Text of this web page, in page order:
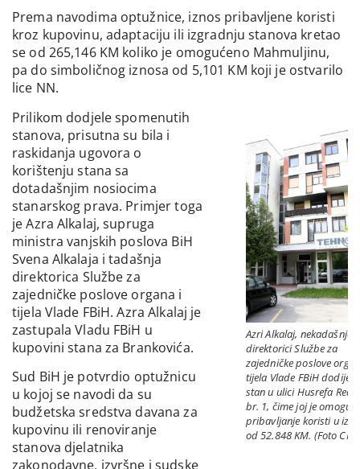
Prema navodima optužnice, iznos pribavljene koristi
kroz kupovinu, adaptaciju ili izgradnju stanova kretao
se od 265,146 KM koliko je omogućeno Mahmuljinu,
pa do simboličnog iznosa od 5,101 KM koji je ostvarilo
lice NN.
Azri Alkalaj, nekadašnjoj
direktorici Službe za
zajedničke poslove
tijela Vlade FBiH
stan u ulici Husrefa
br. 1, čime joj je
pribavljanje koristi u
od 52.848 KM. (Foto CIN)
Prilikom dodjele spomenutih
stanova, prisutna su bila i
raskidanja ugovora o
korištenju stana sa
dotadašnjim nosiocima
stanarskog prava. Primjer toga
je Azra Alkalaj, supruga
ministra vanjskih poslova BiH
Svena Alkalaja i tadašnja
direktorica Službe za
zajedničke poslove organa i
tijela Vlade FBiH. Azra Alkalaj je
zastupala Vladu FBiH u
kupovini stana za Brankovića.
Sud BiH je potvrdio optužnicu
u kojoj se navodi da su
budžetska sredstva davana za
kupovinu ili renoviranje
stanova djelatnika
zakonodavne, izvršne i sudske